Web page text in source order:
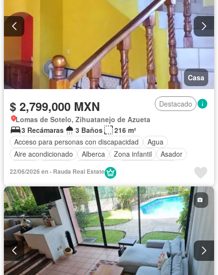
Casa
$ 2,799,000 MXN
Destacado
Lomas de Sotelo, Zihuatanejo de Azueta
3 Recámaras
3 Baños
216 m²
Acceso para personas con discapacidad
Agua
Aire acondicionado
Alberca Zona infantil
Asador
Electricidad
Recámara con closet
22/06/2026 en - Rauda Real Estate